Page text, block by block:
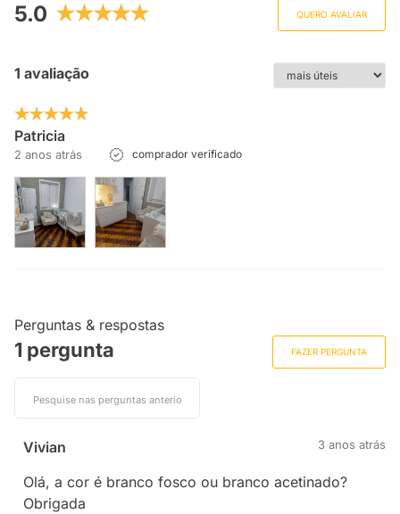
5.0 QUERO AVALIAR
1 avaliação
Patricia
2 anos atrás comprador verificado
Perguntas & respostas
1 pergunta FAZER PERGUNTA
Vivian 3 anos atrás
Olá, a cor é branco fosco ou branco acetinado?
Obrigada